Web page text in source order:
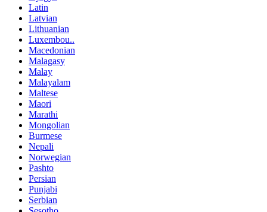
Latin
Latvian
Lithuanian
Luxembou..
Macedonian
Malagasy
Malay
Malayalam
Maltese
Maori
Marathi
Mongolian
Burmese
Nepali
Norwegian
Pashto
Persian
Punjabi
Serbian